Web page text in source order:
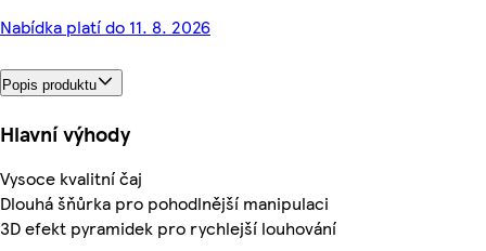
Nabídka platí do 11. 8. 2026
Popis produktu
Hlavní výhody
Vysoce kvalitní čaj
Dlouhá šňůrka pro pohodlnější manipulaci
3D efekt pyramidek pro rychlejší louhování